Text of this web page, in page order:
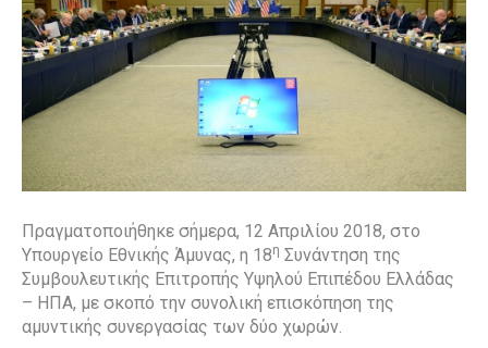
Πραγματοποιήθηκε σήμερα, 12 Απριλίου 2018, στο
Υπουργείο Εθνικής Άμυνας, η 18η Συνάντηση της
Συμβουλευτικής Επιτροπής Υψηλού Επιπέδου Ελλάδας
– ΗΠΑ, με σκοπό την συνολική επισκόπηση της
αμυντικής συνεργασίας των δύο χωρών.